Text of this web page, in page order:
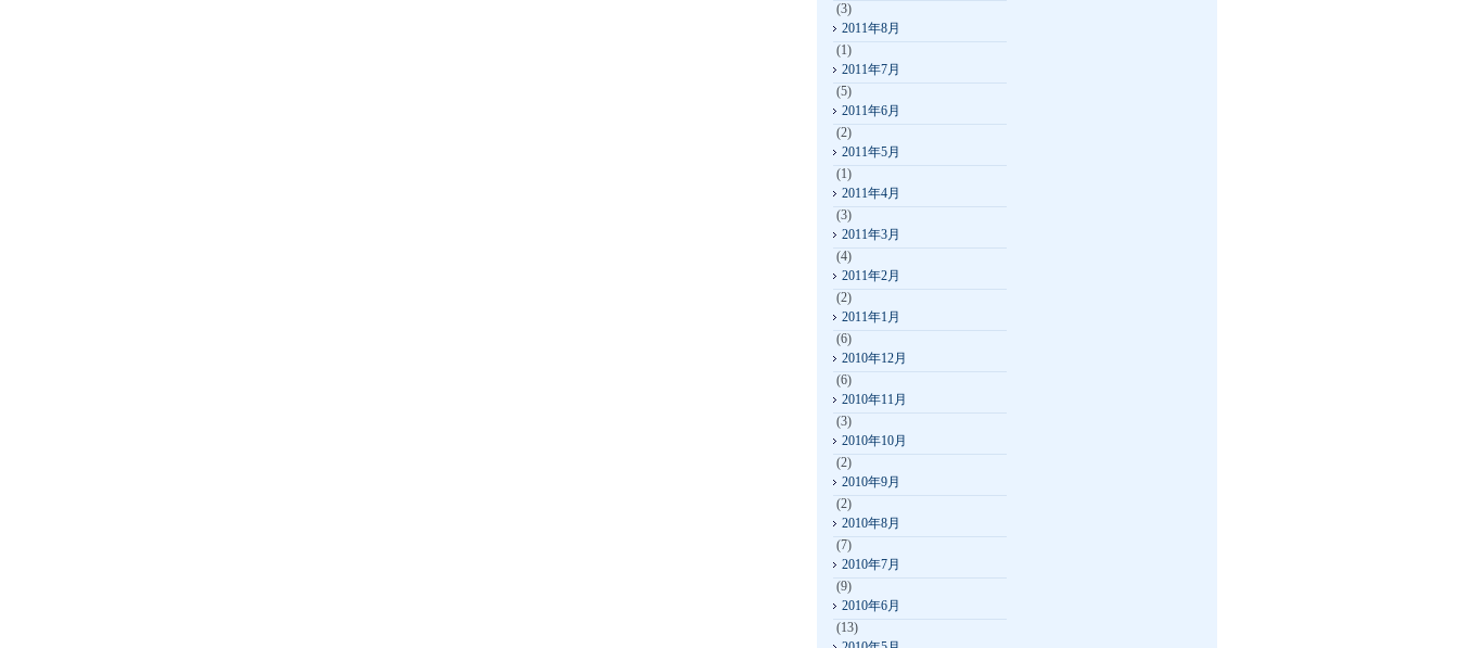
(3)
2011年8月
(1)
2011年7月
(5)
2011年6月
(2)
2011年5月
(1)
2011年4月
(3)
2011年3月
(4)
2011年2月
(2)
2011年1月
(6)
2010年12月
(6)
2010年11月
(3)
2010年10月
(2)
2010年9月
(2)
2010年8月
(7)
2010年7月
(9)
2010年6月
(13)